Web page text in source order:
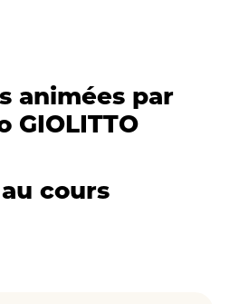
animées par
GIOLITTO
cours